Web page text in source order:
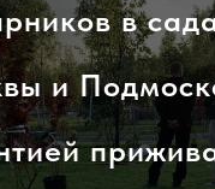
в
и